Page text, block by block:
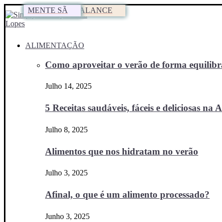
ALIMENTAÇÃO
Como aproveitar o verão de forma
Julho 14, 2025
5 Receitas saudáveis, fáceis e deliciosas na
Julho 8, 2025
Alimentos que nos hidratam no verão
Julho 3, 2025
Afinal, o que é um alimento processado?
Junho 3, 2025
WORK-LIFE BALANCE
MENTE SÃ
WORK-LIFE BALANCE
MENTE SÃ
MENTE SÃ
MENTE SÃ